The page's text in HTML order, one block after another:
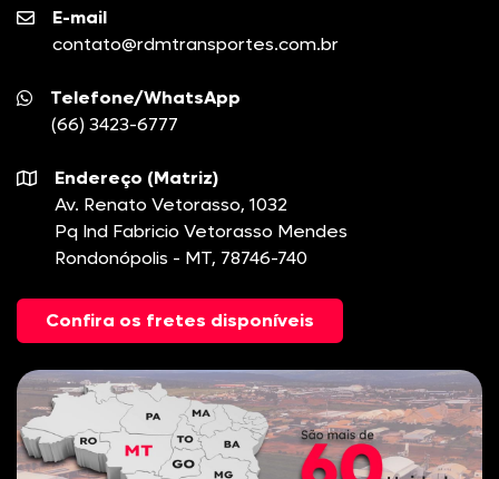
E-mail
contato@rdmtransportes.com.br
Telefone/WhatsApp
(66) 3423-6777
Endereço (Matriz)
Av. Renato Vetorasso, 1032
Pq Ind Fabricio Vetorasso Mendes
Rondonópolis - MT, 78746-740
Confira os fretes disponíveis